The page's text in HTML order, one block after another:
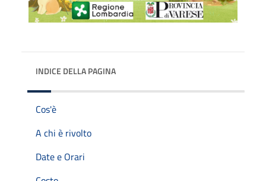
INDICE DELLA PAGINA
Cos'è
A chi è rivolto
Date e Orari